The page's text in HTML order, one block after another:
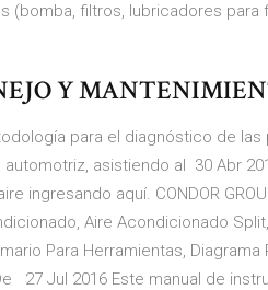
(bomba, filtros, lubricadores
Y
para el diagnóstico de
asistiendo al 30 Abr
ingresando aquí. CONDOR
Aire Acondicionado
Para Herramientas,
27 Jul 2016 Este manual de